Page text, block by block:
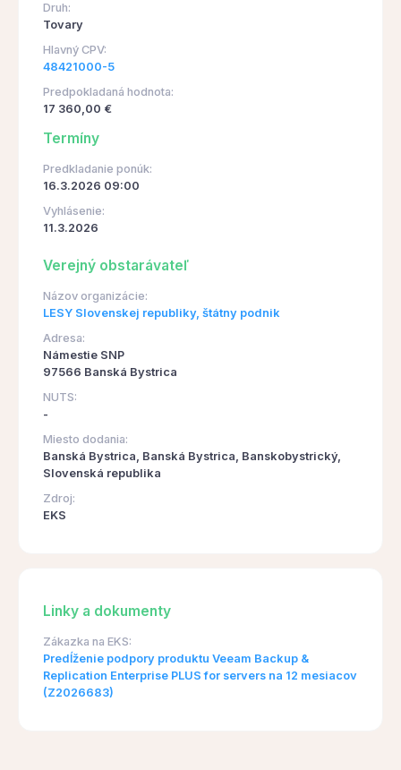
Druh:
Tovary
Hlavný CPV:
48421000-5
Predpokladaná hodnota:
17 360,00 €
Termíny
Predkladanie ponúk:
16.3.2026 09:00
Vyhlásenie:
11.3.2026
Verejný obstarávateľ
Názov organizácie:
LESY Slovenskej republiky, štátny podnik
Adresa:
Námestie SNP
97566 Banská Bystrica
NUTS:
-
Miesto dodania:
Banská Bystrica, Banská Bystrica, Banskobystrický,
Slovenská republika
Zdroj:
EKS
Linky a dokumenty
Zákazka na EKS:
Predĺženie podpory produktu Veeam Backup &
Replication Enterprise PLUS for servers na 12 mesiacov
(Z2026683)